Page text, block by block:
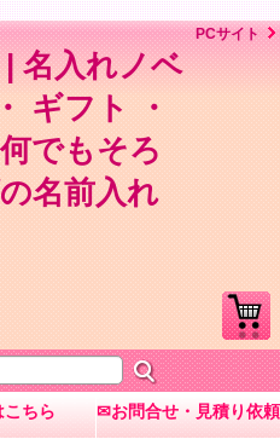
名入れノベ
ギフト ・
でもそろ
名前入れ
PCサイト
こちら ✉お問合せ・見積り依頼